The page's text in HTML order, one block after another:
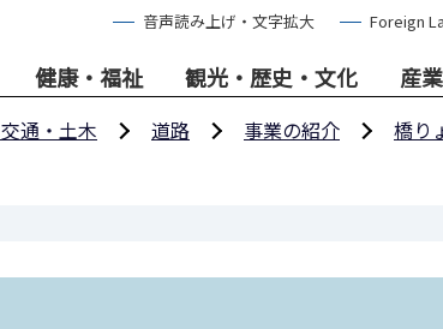
音声読み上げ・文字拡大 Foreign
健康・福祉 観光・歴史・文化 産
通・土木 道路 事業の紹介
橋り